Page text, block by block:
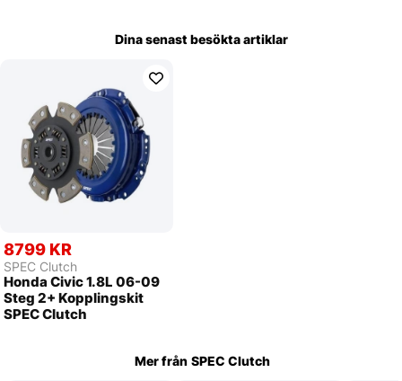
Dina senast besökta artiklar
8799 KR
SPEC Clutch
Honda Civic 1.8L 06-09
Steg 2+ Kopplingskit
SPEC Clutch
Mer från SPEC Clutch